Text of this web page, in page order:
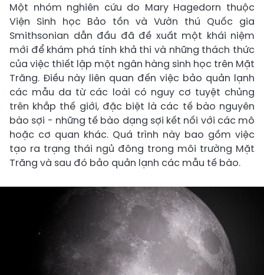
Một nhóm nghiên cứu do Mary Hagedorn thuộc
Viện Sinh học Bảo tồn và Vườn thú Quốc gia
Smithsonian dẫn đầu đã đề xuất một khái niệm
mới để khám phá tính khả thi và những thách thức
của việc thiết lập một ngân hàng sinh học trên Mặt
Trăng. Điều này liên quan đến việc bảo quản lạnh
các mẫu da từ các loài có nguy cơ tuyệt chủng
trên khắp thế giới, đặc biệt là các tế bào nguyên
bào sợi - những tế bào dạng sợi kết nối với các mô
hoặc cơ quan khác. Quá trình này bao gồm việc
tạo ra trạng thái ngủ đông trong môi trường Mặt
Trăng và sau đó bảo quản lạnh các mẫu tế bào.